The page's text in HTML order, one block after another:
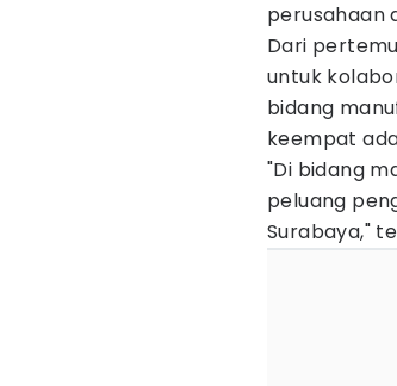
perusahaan
Dari
untuk
bidang
keempat
"Di bidang
peluang
Surabaya,"